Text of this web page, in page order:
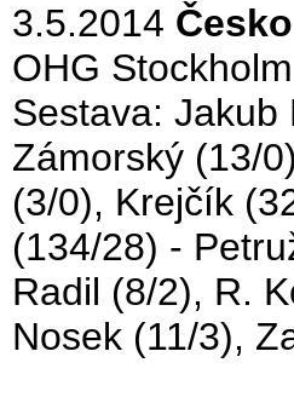
3.5.2014
OHG
Sestava:
Zámorský (13/
(3/0), Krejčík
(134/28) -
Radil (8/2), R.
Nosek (11/3),